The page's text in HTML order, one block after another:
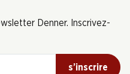
Denner. Inscrivez-
s’inscrire